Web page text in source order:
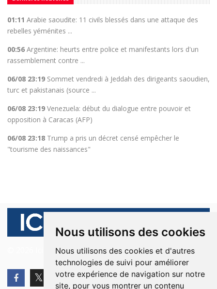
Nous utilisons des cookies
Nous utilisons des cookies et d'autres
technologies de suivi pour améliorer
votre expérience de navigation sur notre
site, pour vous montrer un contenu
01:11 Arabie saoudite: 11 civils blessés dans une attaque des
rebelles yéménites ...
00:56 Argentine: heurts entre police et manifestants lors d'un
rassemblement contre ...
06/08 23:19 Sommet vendredi à Jeddah des dirigeants saoudien,
turc et pakistanais (source ...
06/08 23:19 Venezuela: début du dialogue entre pouvoir et
opposition à Caracas (AFP)
06/08 23:18 Trump a pris un décret censé empêcher le
"tourisme des naissances"
© 2026 Ici Beyrouth. Tous les droits sont réservés.